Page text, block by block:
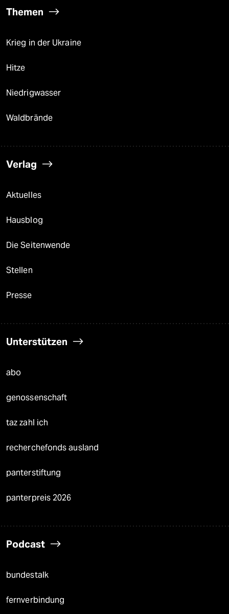
Themen
Krieg in der Ukraine
Hitze
Niedrigwasser
Waldbrände
Verlag
Aktuelles
Hausblog
Die Seitenwende
Stellen
Presse
Unterstützen
abo
genossenschaft
taz zahl ich
recherchefonds ausland
panterstiftung
panterpreis 2026
Podcast
bundestalk
fernverbindung